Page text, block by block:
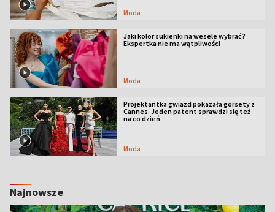
Moda
Jaki kolor sukienki na wesele wybrać?
Ekspertka nie ma wątpliwości
Moda
Projektantka gwiazd pokazała gorsety z
Cannes. Jeden patent sprawdzi się też
na co dzień
Moda
Najnowsze